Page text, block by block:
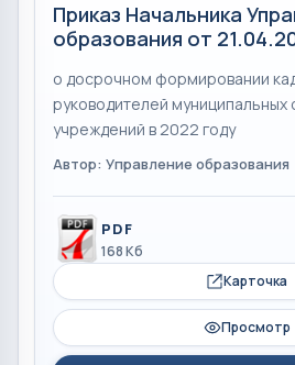
Приказ Начальника
образования от
о досрочном формировании
руководителей муниципальных
учреждений в 2022 году
Автор: Управление образования
PDF
168 Кб
Карточка
Просмотр